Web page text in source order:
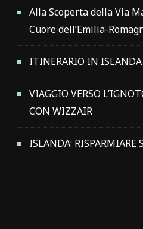
Alla Scoperta della Via
Cuore dell’Emilia-
ITINERARIO IN
VIAGGIO VERSO
CON WIZZAIR
ISLANDA: RISPARMIARE